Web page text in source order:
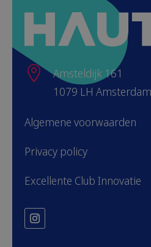

Amsteldijk 161
1079 LH Amsterdam
Algemene voorwaarden
Privacy policy
Excellente Club Innovatie